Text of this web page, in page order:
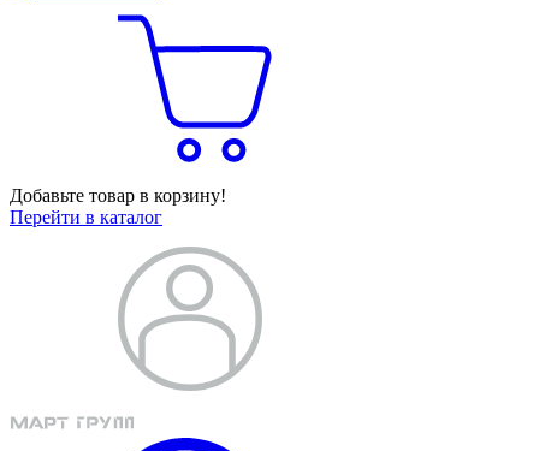
Добавьте товар в корзину!
Перейти в каталог